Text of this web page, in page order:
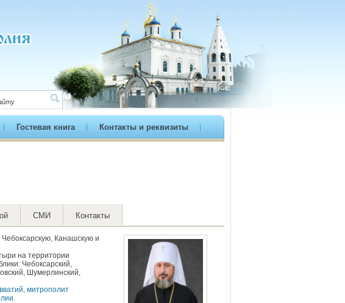
Гостевая книга Контакты и реквизиты
СМИ Контакты
Канашскую и
на территории
Чебоксарский,
Шумерлинский,
митрополит
.